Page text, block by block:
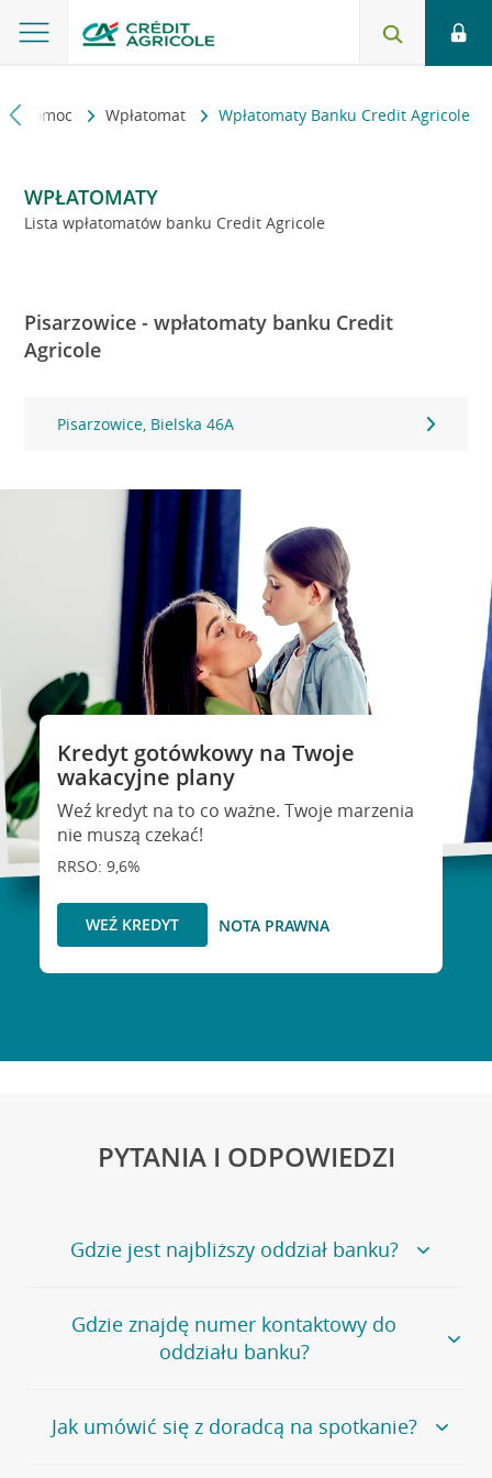
i pomoc Wpłatomat Wpłatomaty Banku Credit Agricole
WPŁATOMATY
Lista wpłatomatów banku Credit Agricole
Pisarzowice - wpłatomaty banku Credit
Agricole
Pisarzowice, Bielska 46A
Kredyt gotówkowy na Twoje
wakacyjne plany
Weź kredyt na to co ważne. Twoje marzenia
nie muszą czekać!
RRSO: 9,6%
WEŹ KREDYT NOTA PRAWNA
PYTANIA I ODPOWIEDZI
Gdzie jest najbliższy oddział banku?
Jeśli szukasz oddziału naszego banku, zapraszamy na
stronęPlacówki i bankomaty, na której znajduje się
wygodna wyszukiwarka.
oddziałów
Gdzie znajdę numer kontaktowy do
oddziału banku?
Bank Credit Agricole nie udostępnia ogólnego numeru
telefonu do placówki bankowej.
Jak umówić się z doradcą na spotkanie?